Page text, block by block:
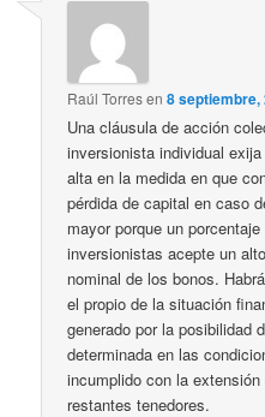
Raúl Torresen8 septiembre,
Una cláusula de acción
inversionista individual
alta en la medida en que
pérdida de capital en caso
mayor porque un
inversionistas acepte un
nominal de los bonos.
el propio de la situación
generado por la posibilidad
determinada en las
incumplido con la
restantes tenedores.